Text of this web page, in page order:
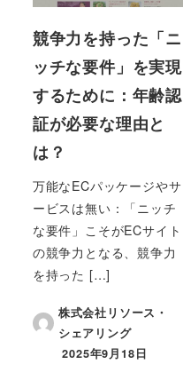
競争力を持った「ニ
ッチな要件」を実現
するために：年齢認
証が必要な理由と
は？
万能なECパッケージやサ
ービスは無い：「ニッチ
な要件」こそがECサイト
の競争力となる、競争力
を持った […]
株式会社リソース・
シェアリング
投稿日
2025年9月18日